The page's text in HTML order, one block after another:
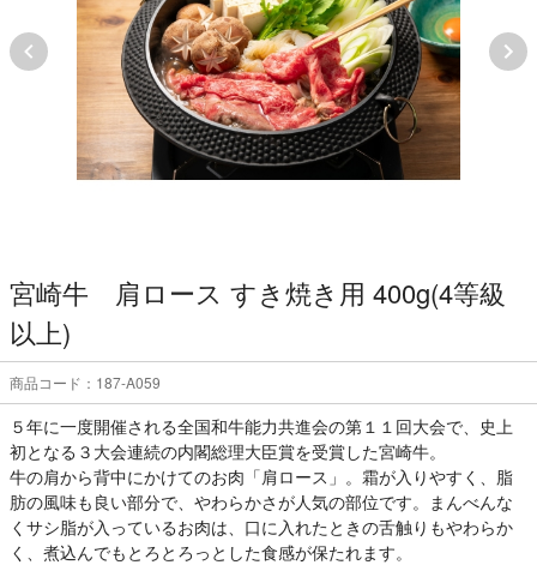
宮崎牛 肩ロース すき焼き用 400g(4等級
以上)
商品コード：187-A059
５年に一度開催される全国和牛能力共進会の第１１回大会で、史上
初となる３大会連続の内閣総理大臣賞を受賞した宮崎牛。
牛の肩から背中にかけてのお肉「肩ロース」。霜が入りやすく、脂
肪の風味も良い部分で、やわらかさが人気の部位です。まんべんな
くサシ脂が入っているお肉は、口に入れたときの舌触りもやわらか
く、煮込んでもとろとろっとした食感が保たれます。